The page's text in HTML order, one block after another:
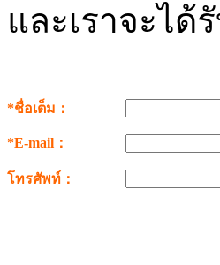
และเราจะไ
*ชื่อเต็ม：
*E-mail：
โทรศัพท์：